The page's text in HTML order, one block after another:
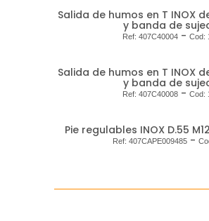
Salida de humos en T INOX
y banda de
Ref: 407C40004- Cod:
Salida de humos en T INOX
y banda de
Ref: 407C40008- Cod:
Pie regulables INOX D.55
Ref: 407CAPE009485 -